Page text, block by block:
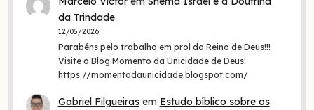
da Trindade
12/05/2026
Parabéns pelo trabalho em prol do Reino de Deus!!!
Visite o Blog Momento da Unicidade de Deus:
https://momentodaunicidade.blogspot.com/
Gabriel Filgueirasem Estudo bíblico sobre os